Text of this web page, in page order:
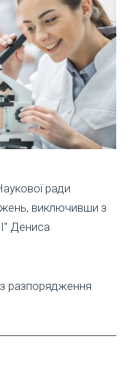
ради
виключивши з
Дениса
разпорядження